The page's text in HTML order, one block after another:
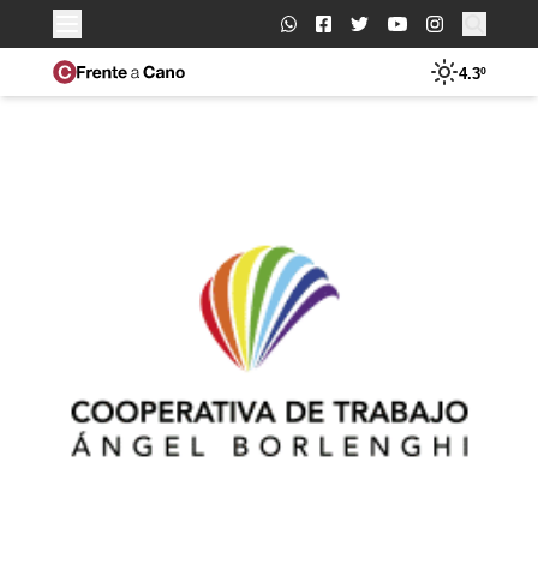
Buscar:
4.3º